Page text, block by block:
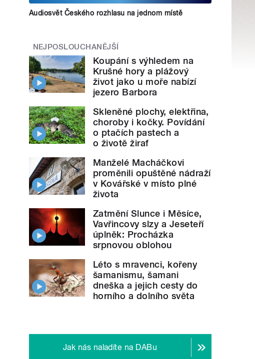
Audiosvět Českého rozhlasu na jednom místě
NEJPOSLOUCHANĚJŠÍ
Koupání s výhledem na
Krušné hory a plážový
život jako u moře nabízí
jezero Barbora
Skleněné plochy, elektřina,
choroby i kočky. Povídání
o ptačích pastech a
o životě žiraf
Manželé Macháčkovi
proměnili opuštěné nádraží
v Kovářské v místo plné
života
Zatmění Slunce i Měsíce,
Vavřincovy slzy a Jeseteří
úplněk: Procházka
srpnovou oblohou
Léto s mravenci, kořeny
šamanismu, šamani
dneška a jejich cesty do
horního a dolního světa
Jak nás naladíte na DABu